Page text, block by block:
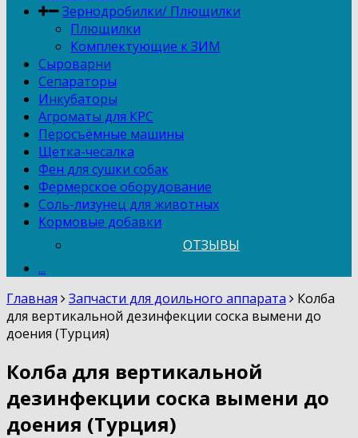
Зернодробилки/ Плющилки
Плющилки
Комплектующие к ЗИМ
Сыроварни
Сепараторы
Инкубаторы
Агроматы для КРС
Перосъёмные машины
Щетка-чесалка
Фен для сушки собак
Фермерское оборудование
Соль-лизунец для животных
Кормовые добавки
ОТЗЫВЫ
...
Главная
Запчасти для доильного аппарата
Колба
для вертикальной дезинфекции соска вымени до
доения (Турция)
Колба для вертикальной
дезинфекции соска вымени до
доения (Турция)